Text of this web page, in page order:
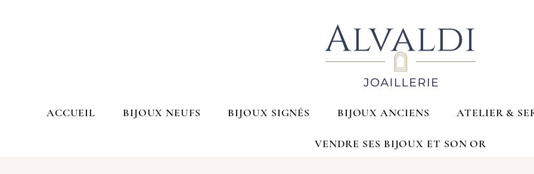
ACCUEIL BIJOUX NEUFS BIJOUX SIGNÉS BIJOUX ANCIENS ATELIER &
VENDRE SES BIJOUX ET SON OR